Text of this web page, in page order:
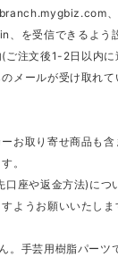
、を受信できるよう
ご注文後1-2日以内
メールが受け取れ
お取り寄せ商品も
。
口座や返金方法)につ
ようお願いいたしま
。手芸用樹脂パーツ